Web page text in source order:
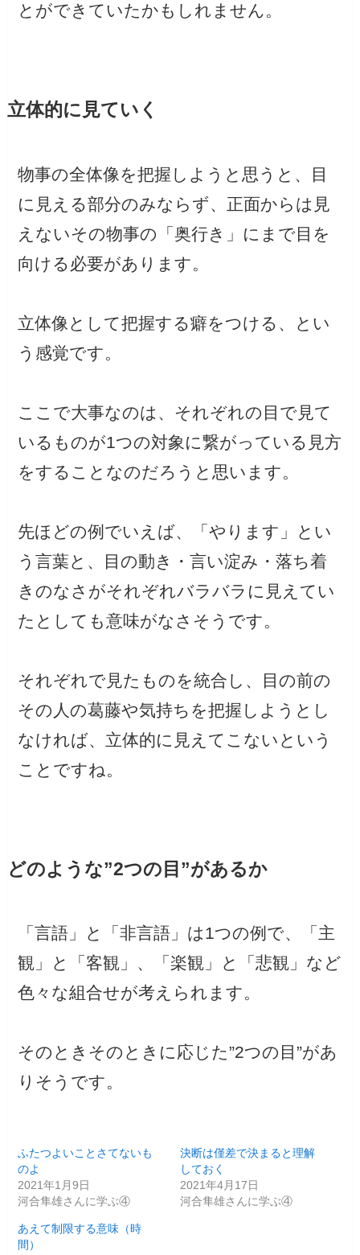
とができていたかもしれません。
立体的に見ていく
物事の全体像を把握しようと思うと、目
に見える部分のみならず、正面からは見
えないその物事の「奥行き」にまで目を
向ける必要があります。
立体像として把握する癖をつける、とい
う感覚です。
ここで大事なのは、それぞれの目で見て
いるものが1つの対象に繋がっている見方
をすることなのだろうと思います。
先ほどの例でいえば、「やります」とい
う言葉と、目の動き・言い淀み・落ち着
きのなさがそれぞれバラバラに見えてい
たとしても意味がなさそうです。
それぞれで見たものを統合し、目の前の
その人の葛藤や気持ちを把握しようとし
なければ、立体的に見えてこないという
ことですね。
どのような”2つの目”があるか
「言語」と「非言語」は1つの例で、「主
観」と「客観」、「楽観」と「悲観」など
色々な組合せが考えられます。
そのときそのときに応じた”2つの目”があ
りそうです。
ふたつよいことさてないも
のよ
2021年1月9日
河合隼雄さんに学ぶ④
決断は僅差で決まると理解
しておく
2021年4月17日
河合隼雄さんに学ぶ④
あえて制限する意味（時
間）